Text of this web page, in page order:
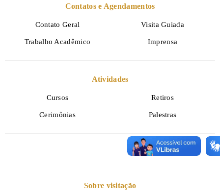
Sobre visitação
Contatos e Agendamentos
Contato Geral Visita Guiada
Trabalho Acadêmico Imprensa
Atividades
Cursos Retiros
Cerimônias Palestras